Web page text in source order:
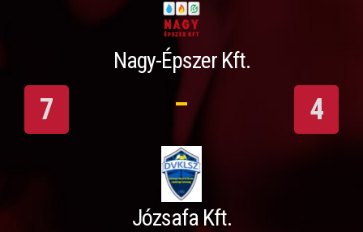
Nagy-Épszer Kft.
7 4
Józsafa Kft.